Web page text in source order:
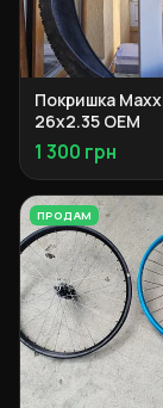
Покришка
26x2.35 OEM
1 300 грн
ПРОДАМ